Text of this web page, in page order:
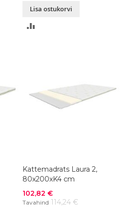
Lisa ostukorvi
Kattemadrats Laura 2,
80x200xK4 cm
Soodushind
102,82 €
Tavahind 114,24 €